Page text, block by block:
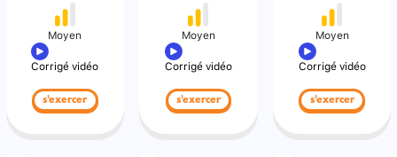
Moyen
Corrigé vidéo
s'exercer
Moyen
Corrigé vidéo
s'exercer
Moyen
Corrigé vidéo
s'exercer